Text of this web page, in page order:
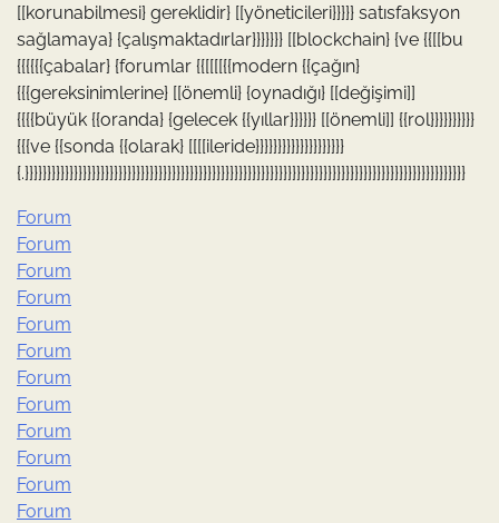
[[korunabilmesi} gereklidir} [[yöneticileri}}}}} satısfaksyon
sağlamaya} {çalışmaktadırlar}}}}}}} [[blockchain} {ve {{[[bu
{{{{{{çabalar} {forumlar {{[[[[{{modern {{çağın}
{{{gereksinimlerine} [[önemli} {oynadığı} [[değişimi]]
{{{{büyük {{oranda} {gelecek {{yıllar}}}}}} [[önemli]] {{rol}}}}}}}}}}
{{{ve {{sonda {{olarak} [[[[ileride}}}}}}}}}}}}}}}}}}}}
{.}}}}}}}}}}}}}}}}}}}}}}}}}}}}}}}}}}}}}}}}}}}}}}}}}}}}}}}}}}}}}}}}}}}}}}}}}}}}}}}}}}}}}}}}}}}}}}}}}}}
Forum
Forum
Forum
Forum
Forum
Forum
Forum
Forum
Forum
Forum
Forum
Forum